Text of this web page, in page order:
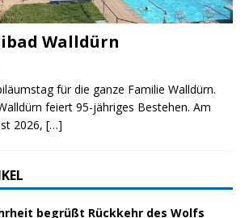
Walldürn
für die ganze Familie Walldürn.
feiert 95-jähriges Bestehen. Am
2026, […]
begrüßt Rückkehr des Wolfs